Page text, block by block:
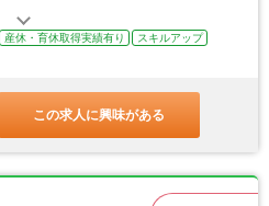
産休・育休取得実績有り
スキルアップ
この求人に興味がある